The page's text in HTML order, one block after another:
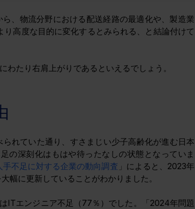
、物流分野における配送経路の最適化や、製造業
高度な目的に変化するとみられる、と結論付けて
たり右肩上がりであるといえるでしょう。
れていた通り、すさまじい少子高齢化が進む日本
の深刻化はもはや待ったなしの状態となっていま
手不足に対する企業の動向調査 」によると、2023年
幅に更新していることがわかりました。
ITエンジニア不足（77％）でした。「2024年問題